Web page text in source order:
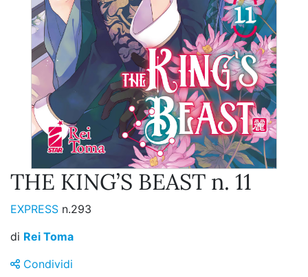
THE KING’S BEAST n. 11
EXPRESS n.293
di Rei Toma
Condividi